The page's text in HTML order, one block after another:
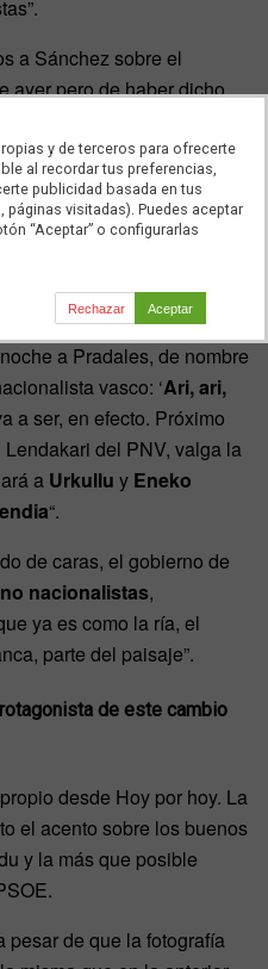
a Sánchez sobre el
ayer pero de haber dicho
pero de haber dicho algo
para nada‘. No se le
sobre las elecciones
sido ‘pa habernos
no es muy elaborada, pero
a Pradales, de nombre
vasco: ‘Ari, ari,
a ser, en efecto. Próximo
del PNV, valga la
a Urkullu y Eneko
“.
de caras, el gobierno de
nacionalistas,
ya es como la ría, el
parte del paisaje”.
de este cambio
desde Hoy por hoy. La
el acento sobre los buenos
y la más que posible
pesar de que la fotografía
y de terceros para ofrecerte
al recordar tus preferencias,
publicidad basada en tus
visitadas). Puedes aceptar
“Aceptar” o configurarlas
Rechazar Aceptar